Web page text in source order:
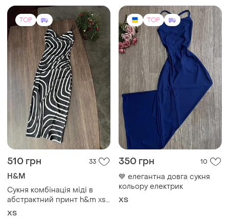
TOP
510 грн 33
H&M
Сукня комбінація міді в
абстрактний принт h&m xs
розміру
ХS
TOP
350 грн 10
💙 елегантна довга сукня
кольору електрик
ХS